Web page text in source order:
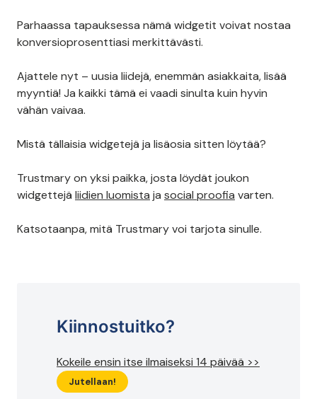
Parhaassa tapauksessa nämä widgetit voivat nostaa
konversioprosenttiasi merkittävästi.
Ajattele nyt – uusia liidejä, enemmän asiakkaita, lisää
myyntiä! Ja kaikki tämä ei vaadi sinulta kuin hyvin
vähän vaivaa.
Mistä tällaisia widgetejä ja lisäosia sitten löytää?
Trustmary on yksi paikka, josta löydät joukon
widgettejä liidien luomista ja social proofia varten.
Katsotaanpa, mitä Trustmary voi tarjota sinulle.
Kiinnostuitko?
Kokeile ensin itse ilmaiseksi 14 päivää >>
Jutellaan!